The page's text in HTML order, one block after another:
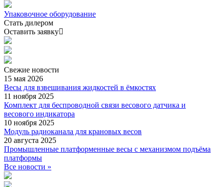
Упаковочное оборудование
Стать дилером
Оставить заявку
Свежие новости
15 мая 2026
Весы для взвешивания жидкостей в ёмкостях
11 ноября 2025
Комплект для беспроводной связи весового датчика и
весового индикатора
10 ноября 2025
Модуль радиоканала для крановых весов
20 августа 2025
Промышленные платформенные весы с механизмом подъёма
платформы
Все новости »